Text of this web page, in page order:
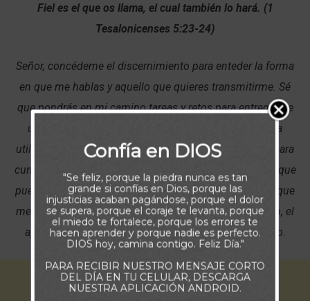
Fiel es el que os llama, el cual también lo hará. (1
Tesalonicenses 5:23-24)
Señor, concédeme el discernimiento para enteder la forma
en que me hablas y aquello que quieres transmitirme. Sé
que pondrás en mi camino tareas y retos para entregarme
un mensaje, ayúdame a entenderlo correctamente y a
utilizar los dones y habilidades que has puesto en mi para
cumplir con aquello que mande ese mensaje de forma que
pueda servirte y glorificarte. Gracias porque en todo lo que
me llames a hacer, me equiparás con el deseo, la visión, el
apoyo y los recursos que necesito para llevarlo a cabo.
Confía en DIOS
"Se feliz, porque la piedra nunca es tan
grande si confías en Dios, porque las
injusticias acaban pagándose, porque el dolor
se supera, porque el coraje te levanta, porque
el miedo te fortalece, porque los errores te
hacen aprender y porque nadie es perfecto.
DIOS hoy, camina contigo. Feliz Día."
PARA RECIBIR NUESTRO MENSAJE CORTO
DEL DÍA EN TU CELULAR, DESCARGA
NUESTRA APLICACIÓN ANDROID.